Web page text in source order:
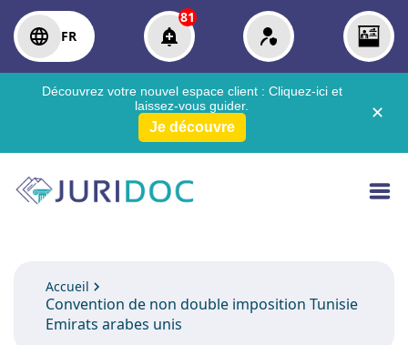
FR
81
Découvrez votre nouvel espace client : Cliquez-ici et
laissez-vous guider.
Je découvre
✕
Accueil
Convention de non double imposition Tunisie
Emirats arabes unis